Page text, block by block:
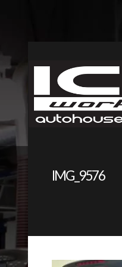
IMG_9576